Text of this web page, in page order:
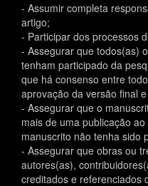
- Assumir completa
artigo;
- Participar dos processos
- Assegurar que todos(as)
tenham participado da
que há consenso entre
aprovação da versão final
- Assegurar que o
mais de uma publicação
manuscrito não tenha sido
- Assegurar que obras ou
autores(as),
creditados e referenciados